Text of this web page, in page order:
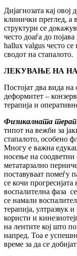
Дијагнозата кај
клинички преглед, а
структури се
често доаѓа до
hallux valgus често се
сводот на стапалото.
ЛЕКУВАЊЕ НА
Постојат два вида
деформитет –
терапија и
Физикалната
типот на вежби за
стапалото, особено
Многу е важна
носење на
метатарзално
поставуваат помеѓу
се кочи
воспалителна фаза
се намали
терапија, ултразвук
користи и
на лентите кој што
напред. Тоа е
време за да се